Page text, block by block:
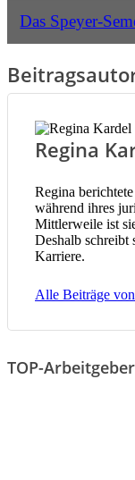
Das Speyer-
Regina
Regina
während ihres
Mittlerweile ist
Deshalb schreibt
Karriere.
Alle Beiträge
TOP-Arbeitgeber